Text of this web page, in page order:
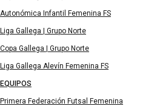
Autonómica Infantil Femenina FS
Liga Gallega | Grupo Norte
Copa Gallega | Grupo Norte
Liga Gallega Alevín Femenina FS
EQUIPOS
Primera Federación Futsal Femenina